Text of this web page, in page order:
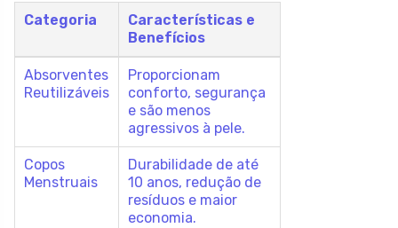
Categoria
Características e
Benefícios
Absorventes
Reutilizáveis
Proporcionam
conforto, segurança
e são menos
agressivos à pele.
Copos
Menstruais
Durabilidade de até
10 anos, redução de
resíduos e maior
economia.